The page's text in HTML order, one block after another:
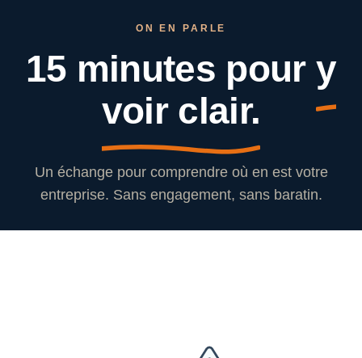
ON EN PARLE
15 minutes pour y
voir clair.
Un échange pour comprendre où en est votre
entreprise. Sans engagement, sans baratin.